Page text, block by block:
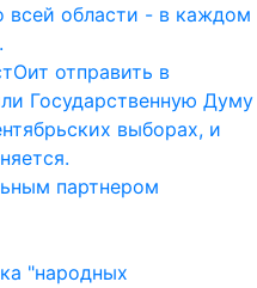
всей области - в каждом
отправить в
Государственную Думу
выборах, и
партнером
"народных